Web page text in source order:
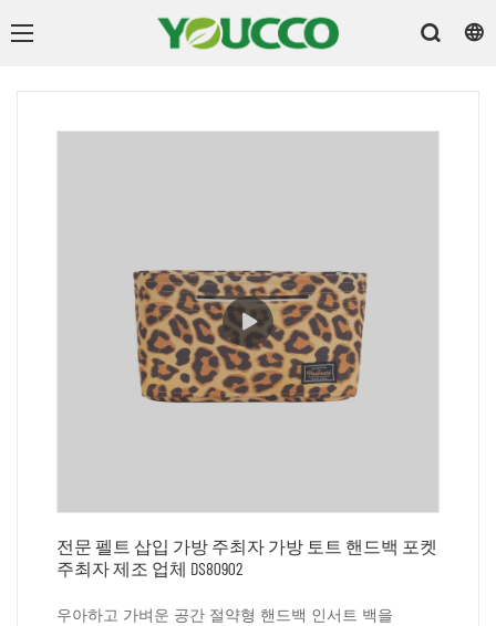
전문 펠트 삽입 가방 주최자 가방 토트 핸드백 포켓
주최자 제조 업체 DS80902
우아하고 가벼운 공간 절약형 핸드백 인서트 백을